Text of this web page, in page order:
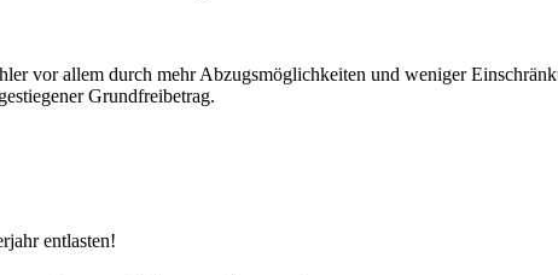
vor allem durch mehr Abzugsmöglichkeiten und weniger
Grundfreibetrag.